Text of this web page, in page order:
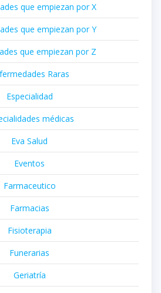
que empiezan por X
que empiezan por Y
que empiezan por Z
Raras
Especialidad
médicas
Eva Salud
Eventos
Farmaceutico
Farmacias
Fisioterapia
Funerarias
Geriatría